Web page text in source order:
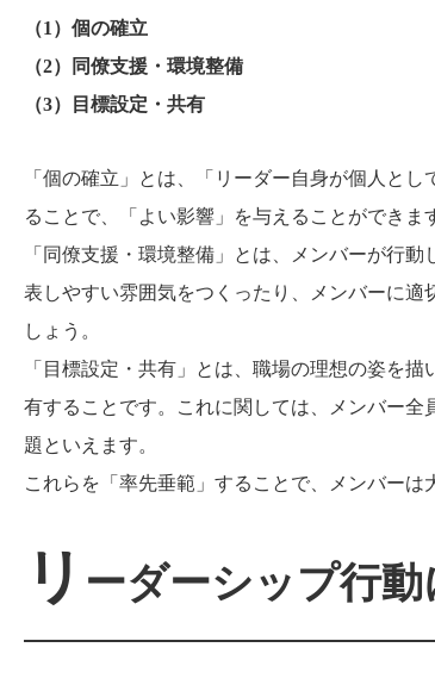
（1 ）個の確立
（2）同僚支援・環境整備
（3）目標設定・共有
「個の確立」とは、「リーダー自身が個人と
ることで、「よい影響」を与えることができま
「同僚支援・環境整備」とは、メンバーが行
表しやすい雰囲気をつくったり、メンバーに
しょう。
「目標設定・共有」とは、職場の理想の姿を
有することです。これに関しては、メンバー
題といえます。
これらを「率先垂範」することで、メンバーは
リ ーダーシップ行